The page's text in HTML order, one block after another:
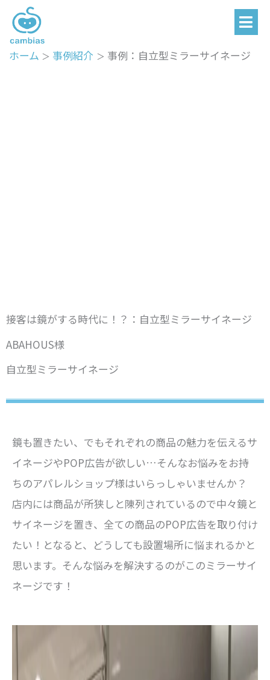
メ
ニ
ュ
ー
ホーム 事例紹介 事例：自立型ミラーサイネージ
接客は鏡がする時代に！？：自立型ミラーサイネージ
ABAHOUS様
自立型ミラーサイネージ
鏡も置きたい、でもそれぞれの商品の魅力を伝えるサ
イネージやPOP広告が欲しい…そんなお悩みをお持
ちのアパレルショップ様はいらっしゃいませんか？
店内には商品が所狭しと陳列されているので中々鏡と
サイネージを置き、全ての商品のPOP広告を取り付け
たい！となると、どうしても設置場所に悩まれるかと
思います。そんな悩みを解決するのがこのミラーサイ
ネージです！